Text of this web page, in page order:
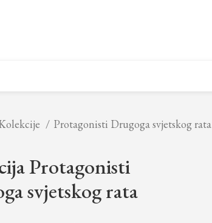
Protagonisti Drugoga svjetskog rata
Protagonisti
svjetskog rata